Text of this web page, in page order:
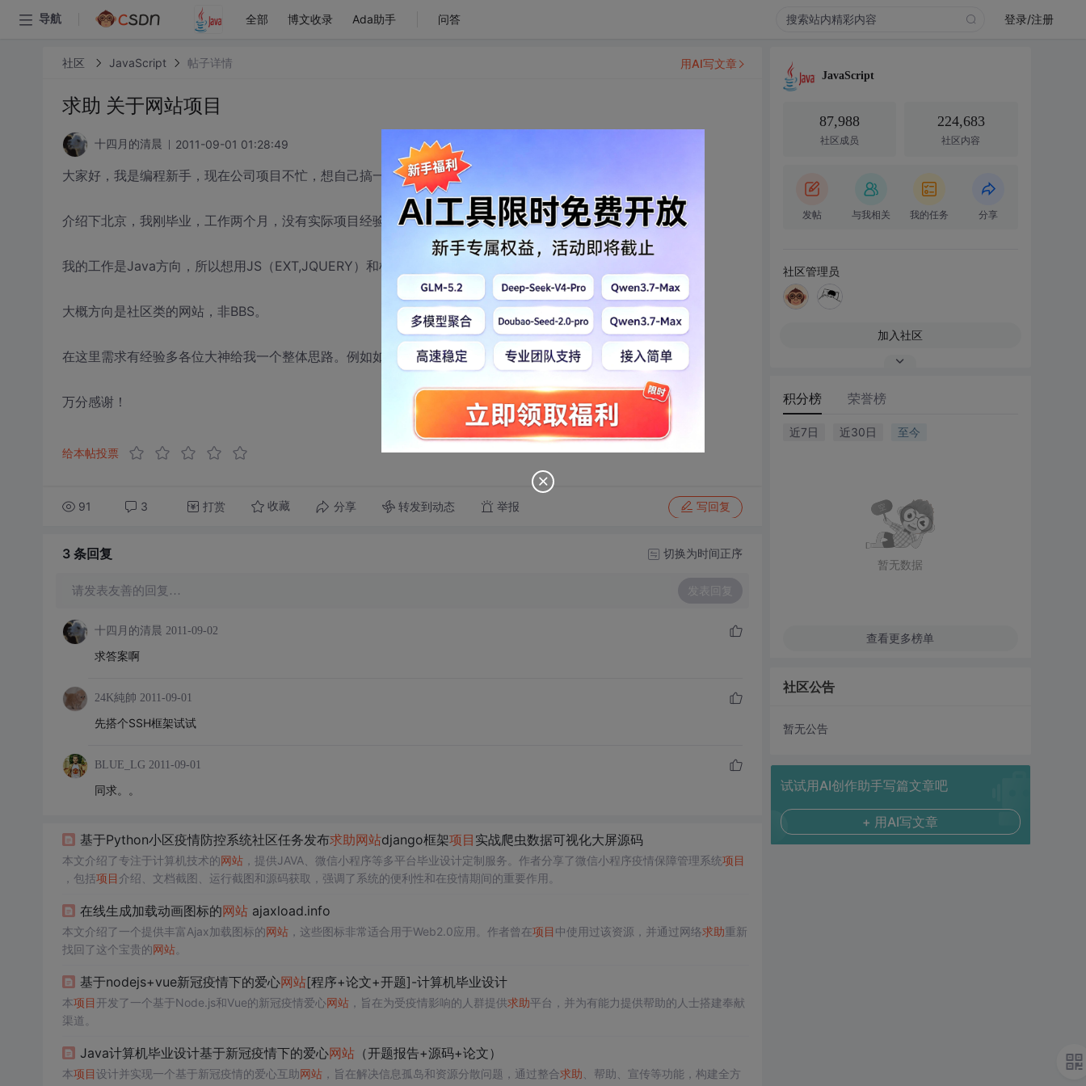
导航 全部 博文收录 Ada助手 问答 登录/注册
社区 JavaScript 帖子详情
求助 关于网站项目
十四月的清晨 2011-09-01 01:28:49
大家好，我是编程新手，现在公司项目不忙，想自己搞一个网站系统。
介绍下北京，我刚毕业，工作两个月，没有实际项目经验，技术方面理论有些了解，实践太少。
我的工作是Java方向，所以想用JS（EXT,JQUERY）和框架（SSH或SSI？）来完成一个网站系统的设计。
大概方向是社区类的网站，非BBS。
在这里需求有经验多各位大神给我一个整体思路。例如如何搭建框架，设计具体步骤等。
万分感谢！
给本帖投票
91 3 打赏 收藏 分享 转发到动态 举报 写回复
用AI写文章
3 条回复 切换为时间正序
请发表友善的回复… 发表回复
十四月的清晨 2011-09-02
求答案啊
24K純帥 2011-09-01
先搭个SSH框架试试
BLUE_LG 2011-09-01
同求。。
基于Python小区疫情防控系统社区任务发布求助网站django框架项目 实战爬虫数据可视化大屏源码
本文介绍了专注于计算机技术的网站，提供JAVA、微信小程序等多平台毕业设计定制服务。作者分享了微信小程序疫情保障管理系统项目
，包括项目 介绍、文档截图、运行截图和源码获取，强调了系统的便利性和在疫情期间的重要作用。
在线生成加载动画图标的网站ajaxload.info
本文介绍了一个提供丰富Ajax加载图标的网站，这些图标非常适合用于Web2.0应用。作者曾在项目 中使用过该资源，并通过网络求助重新
找回了这个宝贵的网站。
基于nodejs+vue新冠疫情下的爱心网站[程序+论文+开题]-计算机毕业设计
本项目 开发了一个基于Node.js和Vue的新冠疫情爱心网站，旨在为受疫情影响的人群提供求助平台，并为有能力提供帮助的人士搭建奉献
渠道。
Java计算机毕业设计基于新冠疫情下的爱心网站（开题报告+源码+论文）
本项目设计并实现一个基于新冠疫情的爱心互助网站，旨在解决信息孤岛和资源分散问题，通过整合求助 、帮助、宣传等功能，构建全方
JavaScript
87,988
社区成员
224,683
社区内容
发帖 与我相关 我的任务 分享
社区管理员
加入社区
积分榜 荣誉榜
近7日 近30日 至今
暂无数据
查看更多榜单
社区公告
暂无公告
试试用AI创作助手写篇文章吧
+ 用AI写文章